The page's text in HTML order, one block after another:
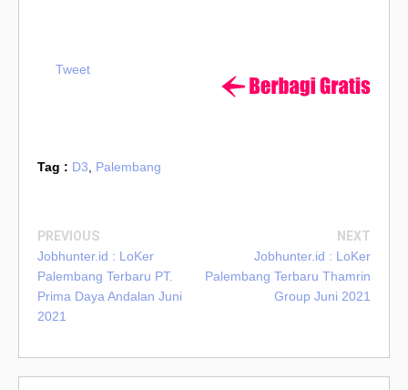
Tweet
Tag : D3 Palembang
PREVIOUS
Jobhunter.id : LoKer
Palembang Terbaru PT.
Prima Daya Andalan Juni
2021
NEXT
Jobhunter.id : LoKer
Palembang Terbaru Thamrin
Group Juni 2021